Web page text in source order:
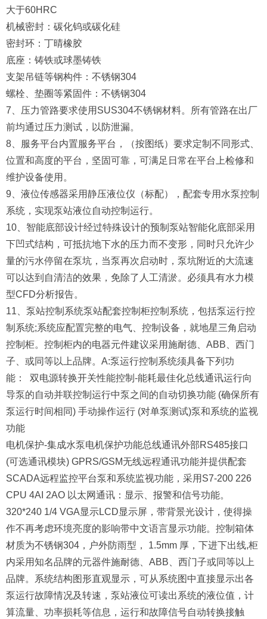
大于60HRC
机械密封：碳化钨或碳化硅
密封环：丁晴橡胶
底座：铸铁或球墨铸铁
支架吊链等钢构件：不锈钢304
螺栓、垫圈等紧固件：不锈钢304
7、压力管路要求使用SUS304不锈钢材料。所有管路在出厂
前均通过压力测试，以防泄漏。
8、服务平台内置服务平台，（按图纸）要求定制不同形式、
位置和高度的平台，坚固可靠，可满足日常在平台上检修和
维护设备使用。
9、液位传感器采用静压液位仪（标配），配套专用水泵控制
系统，实现泵站液位自动控制运行。
10、智能底部设计经过特殊设计的预制泵站智能化底部采用
下凹式结构，可抵抗地下水的压力而不变形，同时只允许少
量的污水停留在泵坑，当泵再次启动时，泵坑附近的大流速
可以达到自清洁的效果，免除了人工清淤。必须具有水力模
型CFD分析报告。
11、泵站控制系统泵站配套控制柜控制系统，包括泵运行控
制系统;系统应配置完整的电气、控制设备，就地星三角启动
控制柜。控制柜内的电器元件建议采用施耐德、ABB、西门
子、或同等以上品牌。A:泵运行控制系统须具备下列功
能： 双电源转换开关性能控制-能耗最佳化总线通讯运行向
导泵的自动并联控制运行中泵之间的自动切换功能 (确保所有
泵运行时间相同) 手动操作运行 (对单泵测试)泵和系统的监视
功能
电机保护-集成水泵电机保护功能总线通讯外部RS485接口
(可选通讯模块) GPRS/GSM无线远程通讯功能并提供配套
SCADA远程监控平台泵和系统监视功能，采用S7-200 226
CPU 4AI 2AO 以太网通讯：显示、报警和信号功能。
320*240 1/4 VGA显示LCD显示屏，带背景光设计，使得操
作不再考虑环境亮度的影响带中文语言显示功能。控制箱体
材质为不锈钢304，户外防雨型， 1.5mm 厚，下进下出线,柜
内采用知名品牌的元器件施耐德、ABB、西门子或同等以上
品牌。系统结构图形直观显示，可从系统图中直接显示出各
泵运行故障情况及转速，泵站液位可读出系统的液位值，计
算流量、功率损耗等信息，运行和故障信号自动转换接触